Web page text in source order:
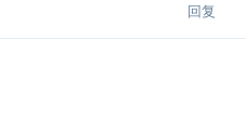
回复